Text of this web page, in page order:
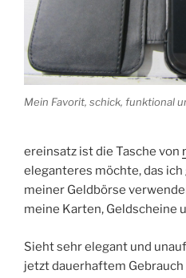
Mein Favorit, schick, funktional
ereinsatz ist die Tasche von
eleganteres möchte, das
meiner Geldbörse
meine Karten, Geldscheine
Sieht sehr elegant und
jetzt dauerhaftem